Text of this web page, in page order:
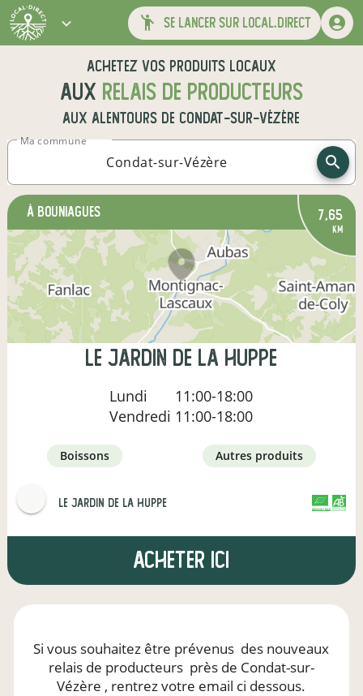
se lancer sur local.direct
Achetez vos produits locaux
aux relais de producteurs
aux alentours de Condat-sur-Vézère
Ma commune
à BOUNIAGUES 7,65
km
Le jardin de la Huppe
Lundi
11:00-18:00
Vendredi 11:00-18:00
boissons autres produits
LE JARDIN DE LA HUPPE CERTIFIÉ PAR FR-BIO-01
AGRICULTURE FRANCE
Acheter ici
Si vous souhaitez être prévenus des nouveaux
relais de producteurs près de Condat-sur-
Vézère , rentrez votre email ci dessous.